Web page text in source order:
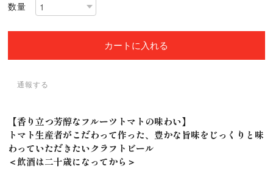
数量
カートに入れる
通報する
【香り立つ芳醇なフルーツトマトの味わい】
トマト生産者がこだわって作った、豊かな旨味をじっくりと味
わっていただきたいクラフトビール
＜飲酒は二十歳になってから＞